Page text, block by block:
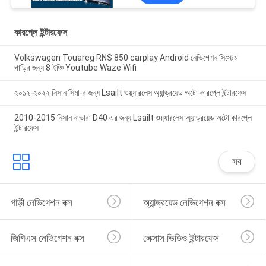
কারপ্লে ইন্টারফেস
Volkswagen Touareg RNS 850 carplay Android নেভিগেশন সিস্টেম
গাড়ির জন্য 8 ইঞ্চি Youtube Waze Wifi
২০১২-২০২২ নিসান সিমা-র জন্য Lsailt ওয়্যারলেস অ্যান্ড্রয়েড অটো কারপ্লে ইন্টারফেস
2010-2015 নিসান নাভারা D40 এর জন্য Lsailt ওয়্যারলেস অ্যান্ড্রয়েড অটো কারপ্লে
ইন্টারফেস
সব
গাড়ী নেভিগেশন বক্স অ্যান্ড্রয়েড নেভিগেশন বক্স
জিপিএস নেভিগেশন বক্স লেক্সাস ভিডিও ইন্টারফেস